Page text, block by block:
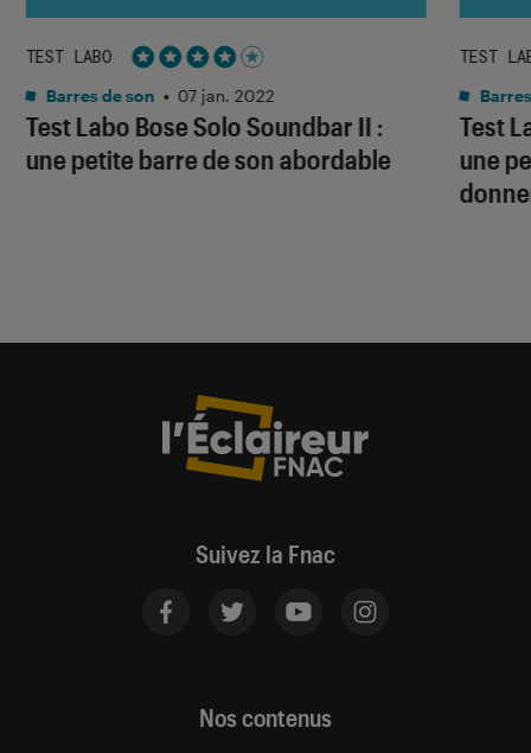
Test Labo Bose Solo Soundbar II :
une petite barre de son abordable
TEST LABO
Noté 4 étoiles sur 5
Barres de son • 07 jan. 2022
Test
une
TEST
Suivez la Fnac
Nos contenus